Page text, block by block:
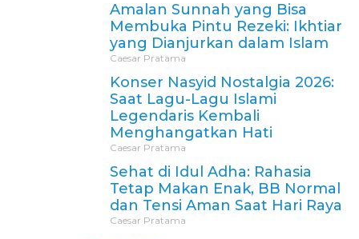
Amalan Sunnah yang Bisa
Membuka Pintu Rezeki: Ikhtiar
yang Dianjurkan dalam Islam
Caesar Pratama
Konser Nasyid Nostalgia 2026:
Saat Lagu-Lagu Islami
Legendaris Kembali
Menghangatkan Hati
Caesar Pratama
Sehat di Idul Adha: Rahasia
Tetap Makan Enak, BB Normal
dan Tensi Aman Saat Hari Raya
Caesar Pratama